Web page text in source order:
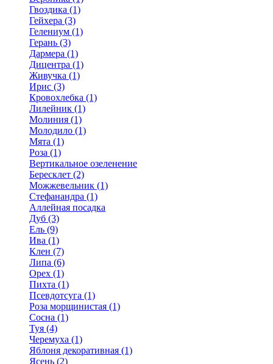
Гвоздика (1)
Гейхера (3)
Гелениум (1)
Герань (3)
Дармера (1)
Дицентра (1)
Живучка (1)
Ирис (3)
Кровохлебка (1)
Лилейник (1)
Молиния (1)
Молодило (1)
Мята (1)
Роза (1)
Вертикальное озеленение
Бересклет (2)
Можжевельник (1)
Стефанандра (1)
Аллейная посадка
Дуб (3)
Ель (9)
Ива (1)
Клен (7)
Липа (6)
Орех (1)
Пихта (1)
Псевдотсуга (1)
Роза морщинистая (1)
Сосна (1)
Туя (4)
Черемуха (1)
Яблоня декоративная (1)
Ясень (2)